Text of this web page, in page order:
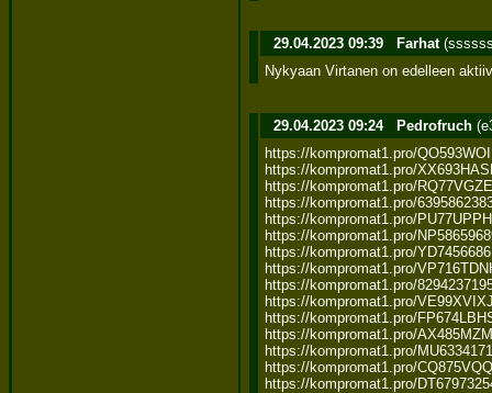
29.04.2023 09:39 Farhat
Nykyaan Virtanen on edelleen
29.04.2023 09:24 Pedrofruch
https://kompromat1.pro/
https://kompromat1.pro/
https://kompromat1.pro/
https://kompromat1.pro/
https://kompromat1.pro/
https://kompromat1.pro/
https://kompromat1.pro/
https://kompromat1.pro/
https://kompromat1.pro/
https://kompromat1.pro/
https://kompromat1.pro/
https://kompromat1.pro/
https://kompromat1.pro/
https://kompromat1.pro/
https://kompromat1.pro/